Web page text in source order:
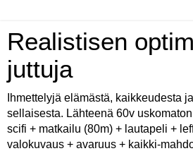
Realistisen
juttuja
Ihmettelyjä elämästä, kaikkeudesta
sellaisesta. Lähteenä 60v
scifi + matkailu (80m) + lautapeli +
valokuvaus + avaruus + kaikki-